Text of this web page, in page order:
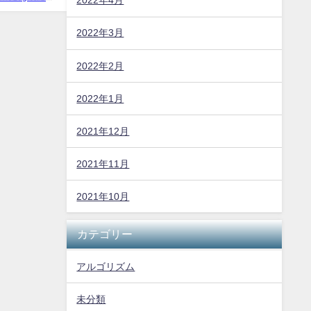
2022年3月
2022年2月
2022年1月
2021年12月
2021年11月
2021年10月
カテゴリー
アルゴリズム
未分類